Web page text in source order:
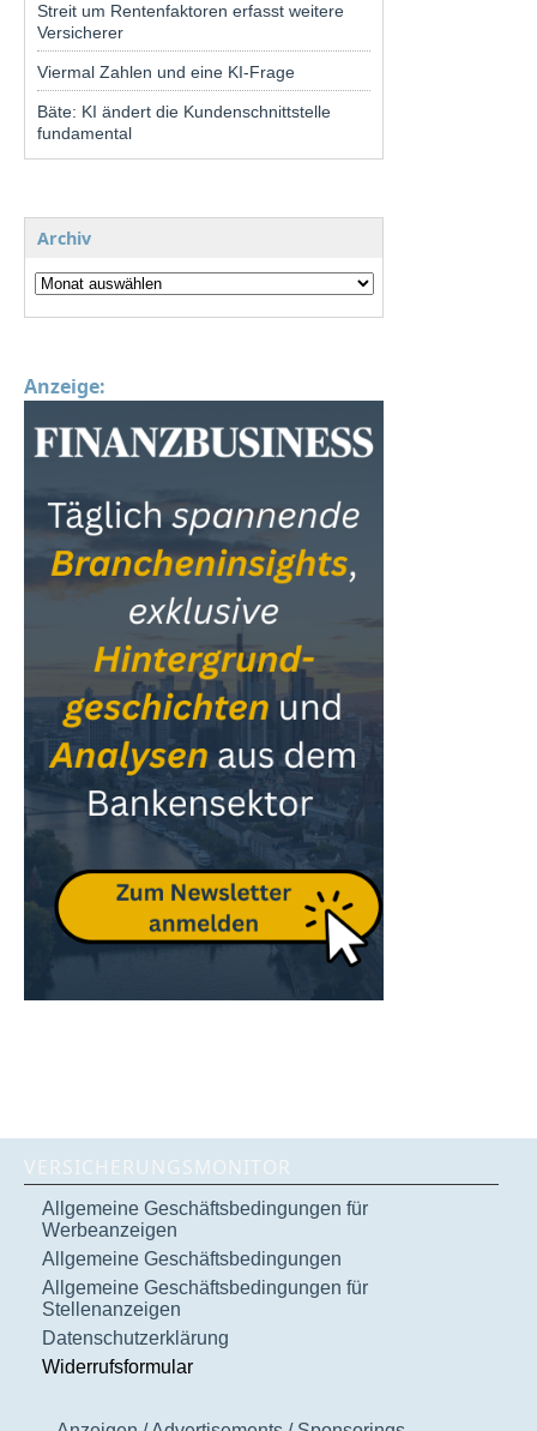
Streit um Rentenfaktoren erfasst weitere
Versicherer
Viermal Zahlen und eine KI-Frage
Bäte: KI ändert die Kundenschnittstelle
fundamental
Archiv
Anzeige:
VERSICHERUNGSMONITOR
Allgemeine Geschäftsbedingungen für
Werbeanzeigen
Allgemeine Geschäftsbedingungen
Allgemeine Geschäftsbedingungen für
Stellenanzeigen
Datenschutzerklärung
Widerrufsformular